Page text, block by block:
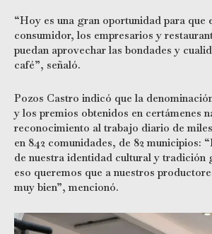
“Hoy es una gran oportunidad para que
consumidor, los empresarios y
puedan aprovechar las bondades y
café”, señaló.
Pozos Castro indicó que la
y los premios obtenidos en certámenes
reconocimiento al trabajo diario de
en 842 comunidades, de 82 municipios:
de nuestra identidad cultural y tradición
eso queremos que a nuestros
muy bien”, mencionó.